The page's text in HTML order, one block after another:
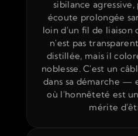
sibilance
écoute prolongée
loin d'un fil de liaison
n'est pas
distillée, mais il
noblesse. C'est un
dans sa démarche —
où l'honnêteté est
mérite